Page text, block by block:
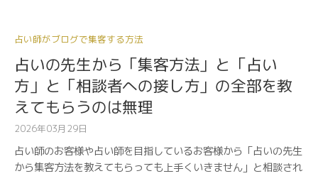
占い師がブログで集客する方法
占いの先生から「集客方法」と「占い
方」と「相談者への接し方」の全部を教
えてもらうのは無理
2026年03月29日
占い師のお客様や占い師を目指しているお客様から「占いの先生
から集客方法を教えてもらっても上手くいきません」と相談され